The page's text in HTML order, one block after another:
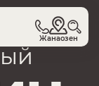
Жанаозен